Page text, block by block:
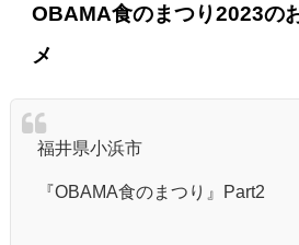
OBAMA食のまつり2023の
メ
福井県小浜市
『OBAMA食のまつり』Part2